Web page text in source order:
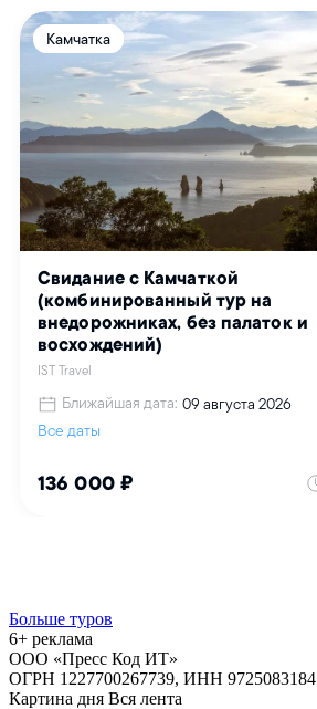
Больше туров
6+ реклама
ООО «Пресс Код ИТ»
ОГРН 1227700267739, ИНН 9725083184
Картина дня Вся лента